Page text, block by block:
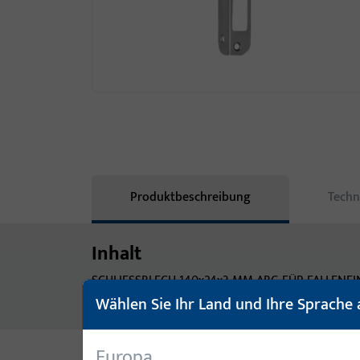
Produktbeschreibung
Inhalt
SCHLIESSBLECH-140x24x3 MM-ABG FÜR
NICHTROSTENDER STAHL
Wählen Sie Ihr Land und Ihre Sprache